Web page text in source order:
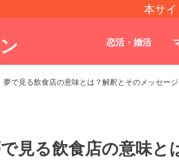
本サ
恋活・婚活
夢で見る飲食店の意味とは？解釈とそのメッセー
で見る飲食店の意味